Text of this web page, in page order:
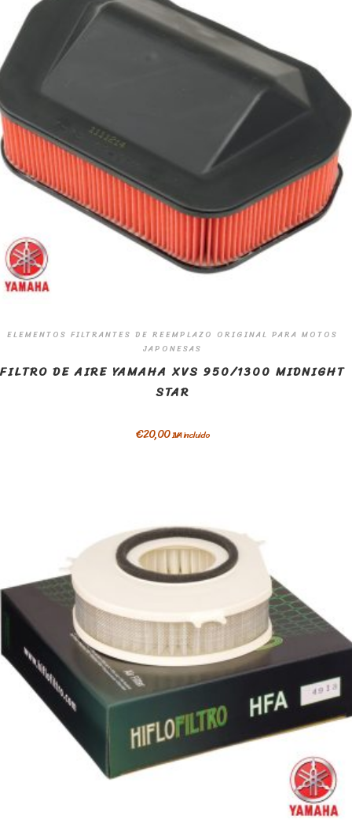
ELEMENTOS FILTRANTES DE REEMPLAZO ORIGINAL PARA MOTOS
JAPONESAS
FILTRO DE AIRE YAMAHA XVS 950/1300 MIDNIGHT
STAR
€20,00IVA incluido